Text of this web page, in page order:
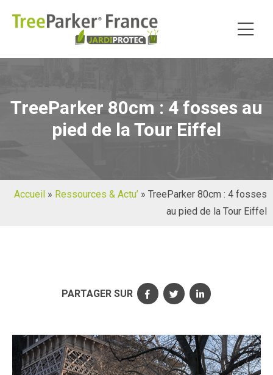
TreeParker 80cm : 4 fosses au
pied de la Tour Eiffel
Accueil » Ressources & Actu’ » TreeParker 80cm : 4 fosses
au pied de la Tour Eiffel
PARTAGER SUR